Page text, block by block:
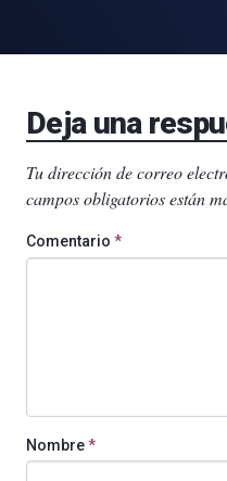
Deja una
Tu dirección de correo
campos obligatorios están
Comentario *
Nombre*